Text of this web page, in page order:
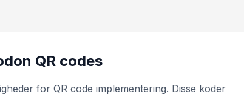
QR codes
for QR code implementering. Disse koder